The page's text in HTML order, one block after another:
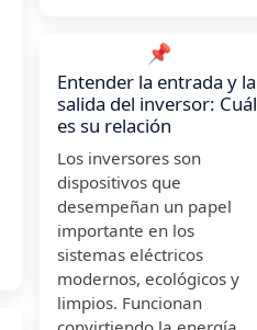
📌
Entender la entrada y la
salida del inversor: Cuál
es su relación
Los inversores son
dispositivos que
desempeñan un papel
importante en los
sistemas eléctricos
modernos, ecológicos y
limpios. Funcionan